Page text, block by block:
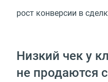
рост конверсии в
Низкий чек у
не продаются